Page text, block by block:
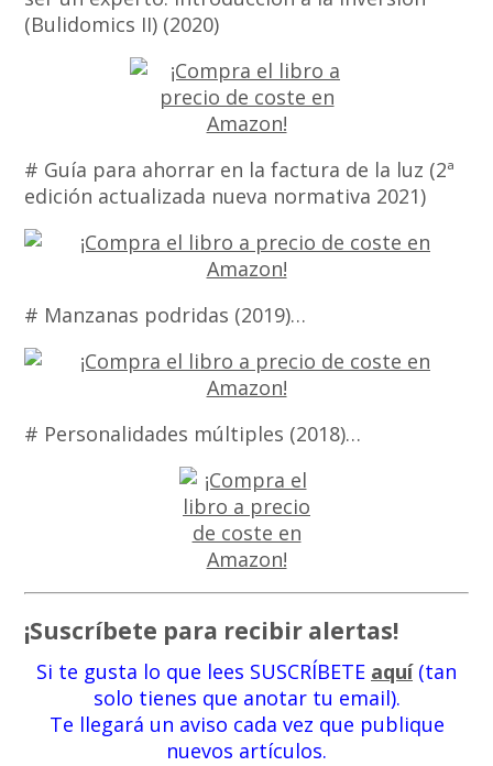
(Bulidomics II) (2020)
# Guía para ahorrar en la factura de la luz (2ª
edición actualizada nueva normativa 2021)
# Manzanas podridas (2019)…
# Personalidades múltiples (2018)…
¡Suscríbete para recibir alertas!
Si te gusta lo que lees SUSCRÍBETE aquí(tan
solo tienes que anotar tu email).
Te llegará un aviso cada vez que publique
nuevos artículos.